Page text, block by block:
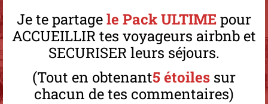
Je te partagele Pack ULTIMEpour
ACCUEILLIR tes voyageurs airbnb et
SECURISER leurs séjours.
(Tout en obtenant5 étoiles sur
chacun de tes commentaires)